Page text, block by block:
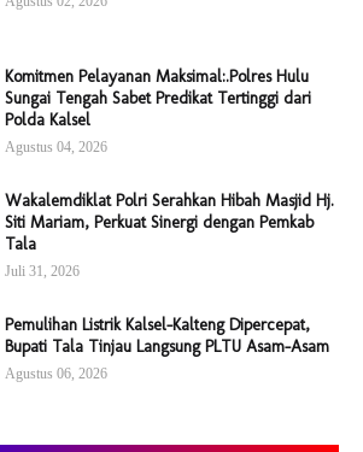
Komitmen Pelayanan Maksimal:.Polres Hulu
Sungai Tengah Sabet Predikat Tertinggi dari
Polda Kalsel
Agustus 04, 2026
Wakalemdiklat Polri Serahkan Hibah Masjid Hj.
Siti Mariam, Perkuat Sinergi dengan Pemkab
Tala
Juli 31, 2026
Pemulihan Listrik Kalsel-Kalteng Dipercepat,
Bupati Tala Tinjau Langsung PLTU Asam-Asam
Agustus 06, 2026